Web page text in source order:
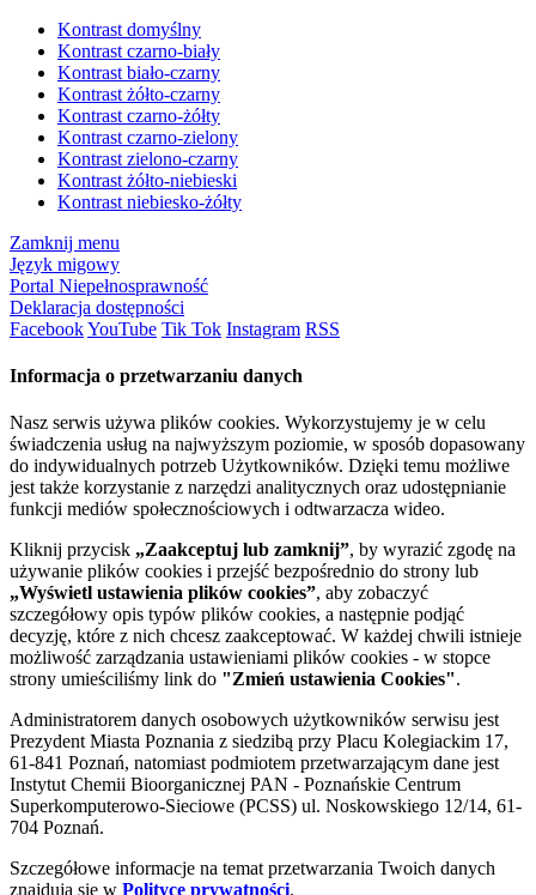
Kontrast domyślny
Kontrast czarno-biały
Kontrast biało-czarny
Kontrast żółto-czarny
Kontrast czarno-żółty
Kontrast czarno-zielony
Kontrast zielono-czarny
Kontrast żółto-niebieski
Kontrast niebiesko-żółty
Zamknij menu
Język migowy
Portal Niepełnosprawność
Deklaracja dostępności
FacebookYouTube Tik Tok Instagram RSS
Informacja o przetwarzaniu danych
Nasz serwis używa plików cookies. Wykorzystujemy je w celu
świadczenia usług na najwyższym poziomie, w sposób dopasowany
do indywidualnych potrzeb Użytkowników. Dzięki temu możliwe
jest także korzystanie z narzędzi analitycznych oraz udostępnianie
funkcji mediów społecznościowych i odtwarzacza wideo.
Kliknij przycisk „Zaakceptuj lub zamknij”, by wyrazić zgodę na
używanie plików cookies i przejść bezpośrednio do strony lub
„Wyświetl ustawienia plików cookies”, aby zobaczyć
szczegółowy opis typów plików cookies, a następnie podjąć
decyzję, które z nich chcesz zaakceptować. W każdej chwili istnieje
możliwość zarządzania ustawieniami plików cookies - w stopce
strony umieściliśmy link do "Zmień ustawienia Cookies".
Administratorem danych osobowych użytkowników serwisu jest
Prezydent Miasta Poznania z siedzibą przy Placu Kolegiackim 17,
61-841 Poznań, natomiast podmiotem przetwarzającym dane jest
Instytut Chemii Bioorganicznej PAN - Poznańskie Centrum
Superkomputerowo-Sieciowe (PCSS) ul. Noskowskiego 12/14, 61-
704 Poznań.
Szczegółowe informacje na temat przetwarzania Twoich danych
znajdują się w Polityce prywatności.